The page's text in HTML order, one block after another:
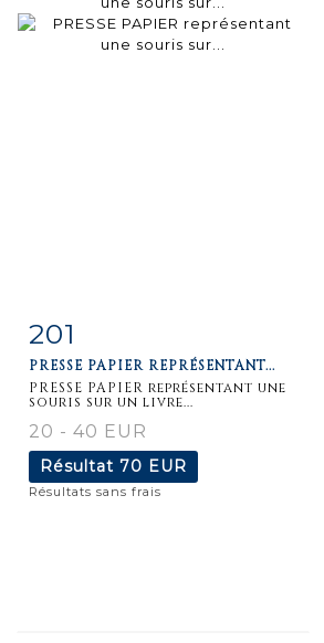
détaillée
201
PRESSE PAPIER REPRÉSENTANT...
PRESSE PAPIER représentant une
souris sur un livre...
20 - 40 EUR
Résultat 70 EUR
Résultats sans frais